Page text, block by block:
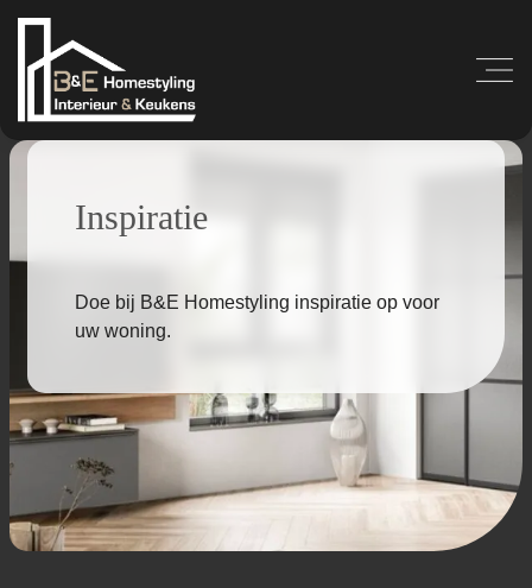
Inspiratie
Doe bij B&E Homestyling inspiratie op voor
uw woning.